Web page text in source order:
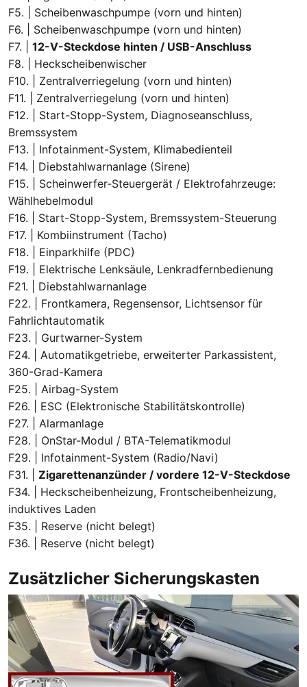
F5. | Scheibenwaschpumpe (vorn und hinten)
F6. | Scheibenwaschpumpe (vorn und hinten)
F7. | 12-V-Steckdose hinten / USB-Anschluss
F8. | Heckscheibenwischer
F10. | Zentralverriegelung (vorn und hinten)
F11. | Zentralverriegelung (vorn und hinten)
F12. | Start-Stopp-System, Diagnoseanschluss,
Bremssystem
F13. | Infotainment-System, Klimabedienteil
F14. | Diebstahlwarnanlage (Sirene)
F15. | Scheinwerfer-Steuergerät / Elektrofahrzeuge:
Wählhebelmodul
F16. | Start-Stopp-System, Bremssystem-Steuerung
F17. | Kombiinstrument (Tacho)
F18. | Einparkhilfe (PDC)
F19. | Elektrische Lenksäule, Lenkradfernbedienung
F21. | Diebstahlwarnanlage
F22. | Frontkamera, Regensensor, Lichtsensor für
Fahrlichtautomatik
F23. | Gurtwarner-System
F24. | Automatikgetriebe, erweiterter Parkassistent,
360-Grad-Kamera
F25. | Airbag-System
F26. | ESC (Elektronische Stabilitätskontrolle)
F27. | Alarmanlage
F28. | OnStar-Modul / BTA-Telematikmodul
F29. | Infotainment-System (Radio/Navi)
F31. | Zigarettenanzünder / vordere 12-V-Steckdose
F34. | Heckscheibenheizung, Frontscheibenheizung,
induktives Laden
F35. | Reserve (nicht belegt)
F36. | Reserve (nicht belegt)
Zusätzlicher Sicherungskasten